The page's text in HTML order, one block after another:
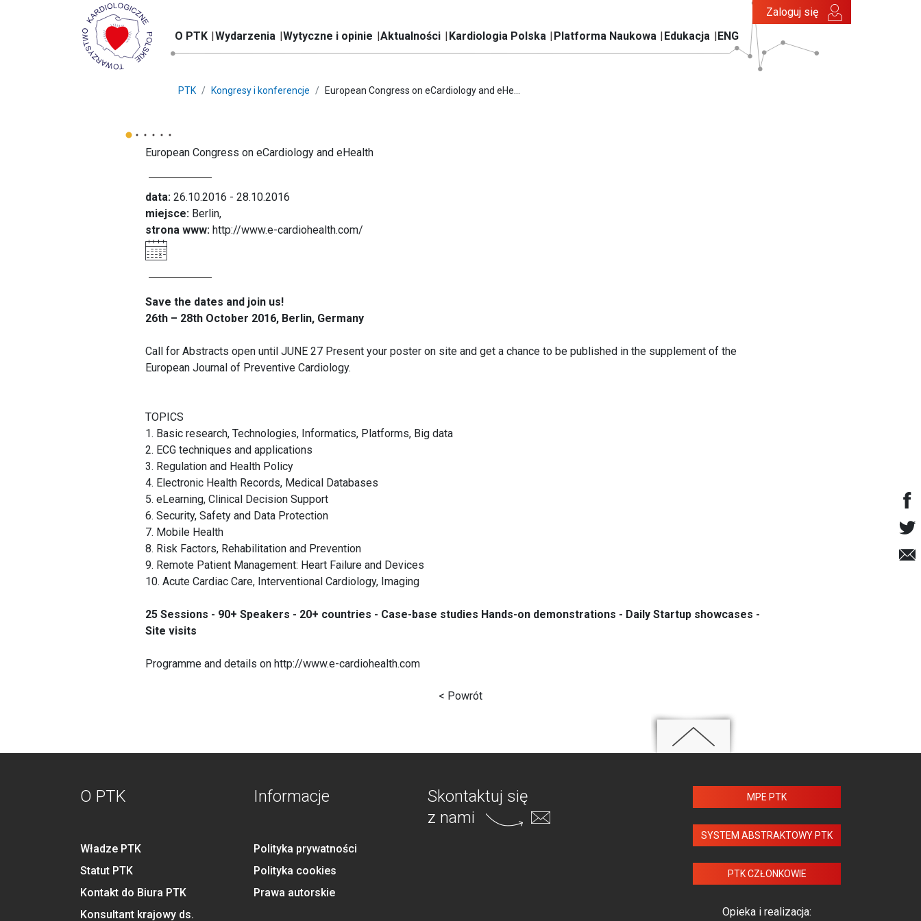
O PTK Wydarzenia Wytyczne i opinie Aktualności Kardiologia Polska Platforma Naukowa Edukacja ENG
Zaloguj się
PTK Kongresy i konferencje European Congress on eCardiology and eHe...
European Congress on eCardiology and eHealth
data: 26.10.2016 - 28.10.2016
miejsce: Berlin,
strona www: http://www.e-cardiohealth.com/
Save the dates and join us!
26th – 28th October 2016, Berlin, Germany
Call for Abstracts open until JUNE 27 Present your poster on site and get a chance to be published in the supplement of the
European Journal of Preventive Cardiology.
TOPICS
1. Basic research, Technologies, Informatics, Platforms, Big data
2. ECG techniques and applications
3. Regulation and Health Policy
4. Electronic Health Records, Medical Databases
5. eLearning, Clinical Decision Support
6. Security, Safety and Data Protection
7. Mobile Health
8. Risk Factors, Rehabilitation and Prevention
9. Remote Patient Management: Heart Failure and Devices
10. Acute Cardiac Care, Interventional Cardiology, Imaging
25 Sessions - 90+ Speakers - 20+ countries - Case-base studies Hands-on demonstrations - Daily Startup showcases -
Site visits
Programme and details on http://www.e-cardiohealth.com
< Powrót
O PTK
Władze PTK
Statut PTK
Kontakt do Biura PTK
Konsultant krajowy ds.
Informacje
Polityka prywatności
Polityka cookies
Prawa autorskie
Skontaktuj się
z nami
MPE PTK
SYSTEM ABSTRAKTOWY PTK
PTK CZŁONKOWIE
Opieka i realizacja: